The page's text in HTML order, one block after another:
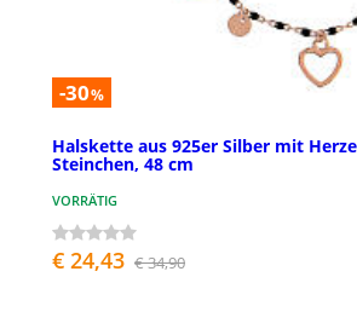
-30%
Halskette aus 925er Silber mit
Steinchen, 48 cm
VORRÄTIG
€ 24,43 € 34,90